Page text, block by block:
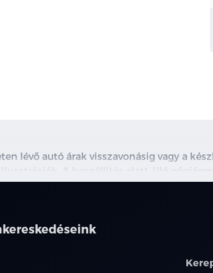
lévő autó árak visszavonásig vagy a
illusztrációk. A beszállítás alatt álló
A használt autó beszámítás